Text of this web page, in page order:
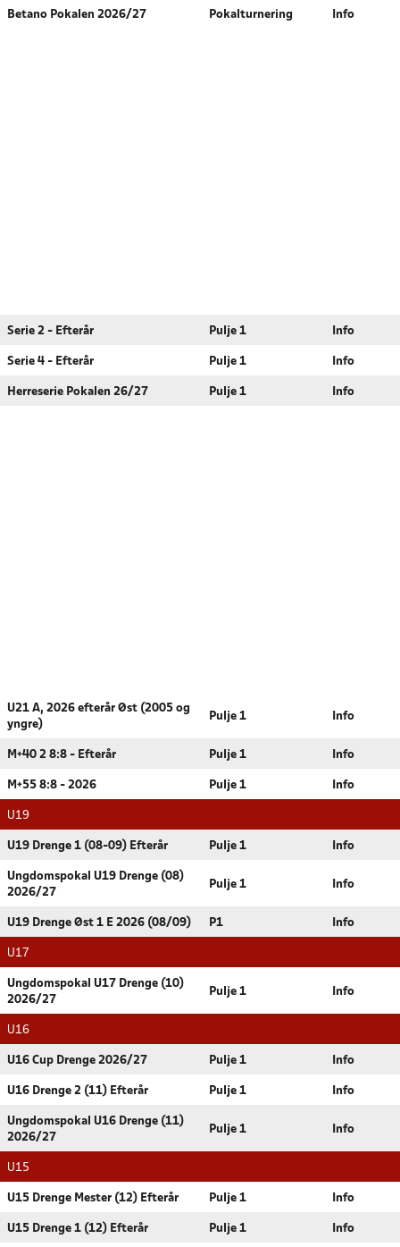
Betano Pokalen 2026/27 Pokalturnering Info
Serie 2 - Efterår Pulje 1 Info
Serie 4 - Efterår Pulje 1 Info
Herreserie Pokalen 26/27 Pulje 1 Info
U21 A, 2026 efterår Øst (2005 og
yngre)
Pulje 1 Info
M+40 2 8:8 - Efterår Pulje 1 Info
M+55 8:8 - 2026 Pulje 1 Info
U19
U19 Drenge 1 (08-09) Efterår Pulje 1 Info
Ungdomspokal U19 Drenge (08)
2026/27
Pulje 1 Info
U19 Drenge Øst 1 E 2026 (08/09) P1 Info
U17
Ungdomspokal U17 Drenge (10)
2026/27
Pulje 1 Info
U16
U16 Cup Drenge 2026/27 Pulje 1 Info
U16 Drenge 2 (11) Efterår Pulje 1 Info
Ungdomspokal U16 Drenge (11)
2026/27
Pulje 1 Info
U15
U15 Drenge Mester (12) Efterår Pulje 1 Info
U15 Drenge 1 (12) Efterår Pulje 1 Info